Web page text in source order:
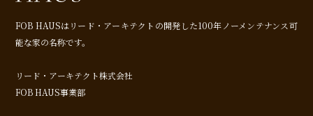
FOB HAUSはリード・アーキテクトの開発した100年ノーメンテナンス可
能な家の名称です。
リード・アーキテクト株式会社
FOB HAUS事業部